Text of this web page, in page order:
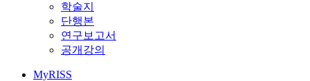
학술지
단행본
연구보고서
공개강의
MyRISS